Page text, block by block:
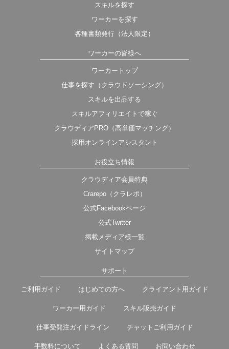
スキルを探す
ワーカーを探す
各種書類発行（法人限定）
ワーカーの皆様へ
ワーカートップ
仕事を探す（クラウドソーシング）
スキルを出品する
スキルアフィリエイトで稼ぐ
クラウディアPRO（高単価マッチング）
採用オンラインアシスタント
お役立ち情報
クラウディア会員特典
Crarepo（クラレポ）
公式Facebookページ
公式Twitter
掲載メディア様一覧
サイトマップ
サポート
ご利用ガイド はじめての方へ クライアント用ガイド
ワーカー用ガイド スキル販売ガイド
仕事受発注ガイドライン チャットご利用ガイド
手数料について よくある質問 お問い合わせ